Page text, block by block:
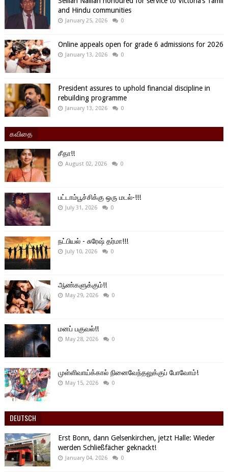
and Hindu communities
January 25, 2026 0
Online appeals open for grade 6 admissions for 2026
January 13, 2026 0
President assures to uphold financial discipline in
rebuilding programme
January 13, 2026 0
கவிதை
சீதா!!
August 02, 2026 0
பட்டாம்பூச்சிக்கு ஒரு மடல்-!!!
July 31, 2026 0
நட்பியல் - சுரேஷ் தர்மா!!!
July 10, 2026 0
ஆண்களுக்கும்!!
May 29, 2026 0
மனப் பகுவல்!!
May 28, 2026 0
முள்ளிவாய்க்கால் நினைவேந்தலுக்குப் போவோம்!
May 15, 2026 0
DEUTSCH
Erst Bonn, dann Gelsenkirchen, jetzt Halle: Wieder
werden Schließfächer geknackt!
January 04, 2026 0